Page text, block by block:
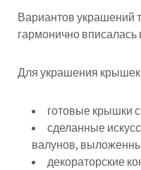
Вариантов украшений
гармонично
Для украшения крышек
готовые крышки
сделанные
валунов,
декораторские